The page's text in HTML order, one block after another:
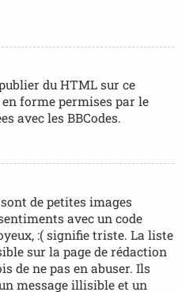
du HTML sur ce
forme permises par le
avec les BBCodes.
de petites images
avec un code
:( signifie triste. La liste
sur la page de rédaction
de ne pas en abuser. Ils
message illisible et un